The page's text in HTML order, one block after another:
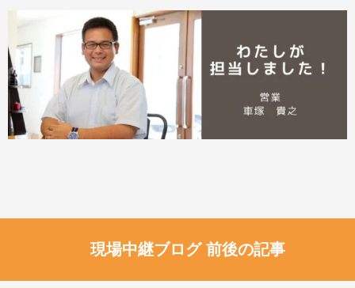
現場中継ブログ 前後の記事